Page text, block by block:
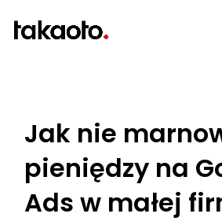
Jak nie
pieniędzy na
Ads w małej